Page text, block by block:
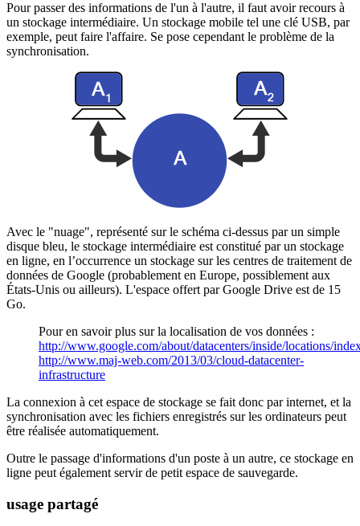
Pour passer des informations de l'un à l'autre, il faut avoir recours à
un stockage intermédiaire. Un stockage mobile tel une clé USB, par
exemple, peut faire l'affaire. Se pose cependant le problème de la
synchronisation.
Avec le "nuage", représenté sur le schéma ci-dessus par un simple
disque bleu, le stockage intermédiaire est constitué par un stockage
en ligne, en l’occurrence un stockage sur les centres de traitement de
données de Google (probablement en Europe, possiblement aux
États-Unis ou ailleurs). L'espace offert par Google Drive est de 15
Go.
Pour en savoir plus sur la localisation de vos données :
http://www.google.com/about/datacenters/inside/locations/
http://www.maj-web.com/2013/03/cloud-datacenter-
infrastructure
La connexion à cet espace de stockage se fait donc par internet, et la
synchronisation avec les fichiers enregistrés sur les ordinateurs peut
être réalisée automatiquement.
Outre le passage d'informations d'un poste à un autre, ce stockage en
ligne peut également servir de petit espace de sauvegarde.
usage partagé